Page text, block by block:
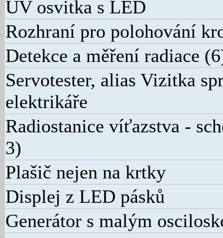
UV osvitka s LED
Rozhraní pro polohování
Detekce a měření radiace
Servotester, alias Vizitka
elektrikáře
Radiostanice víťazstva -
3)
Plašič nejen na krtky
Displej z LED pásků
Generátor s malým